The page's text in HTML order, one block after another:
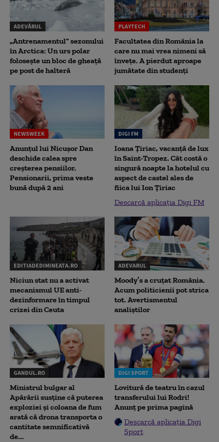
ADEVĂRUL
„Antrenamentul” sezonului
în Arctica: Un urs polar
folosește un bloc de gheață
pe post de halteră
PLAYTECH
Facultatea din România la
care nu mai vrea nimeni să
înveţe. A pierdut aproape
jumătate din studenţi
NEWSWEEK
Anunțul lui Nicușor Dan
deschide calea spre
creșterea pensiilor.
Pensionarii, prima veste
bună după 2 ani
DIGI FM
Ioana Țiriac, vacanță de lux
în Saint-Tropez. Cât costă o
singură noapte la hotelul cu
aspect de castel ales de
fiica lui Ion Țiriac
Descarcă aplicația Digi FM
EDITIADEDIMINEATA.RO
Niciun stat nu a activat
mecanismul UE anti-
dezinformare în timpul
crizei din Ceuta
ADEVARUL
Moody’s a cruțat România.
Acum politicienii pot strica
tot. Avertismentul
analiștilor
GANDUL.RO
Ministrul bulgar al
Apărării susține că puterea
exploziei și coloana de fum
arată că drona transporta o
cantitate semnificativă
de...
DIGI SPORT
Lovitură de teatru în cazul
transferului lui Rodri!
Anunț pe prima pagină
Descarcă aplicația Digi
Sport